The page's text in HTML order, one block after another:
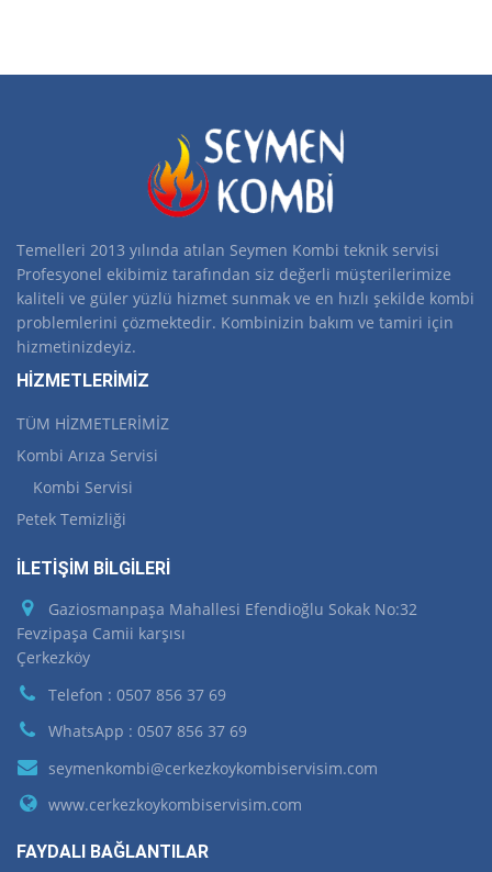
Temelleri 2013 yılında atılan Seymen Kombi teknik servisi
Profesyonel ekibimiz tarafından siz değerli müşterilerimize
kaliteli ve güler yüzlü hizmet sunmak ve en hızlı şekilde kombi
problemlerini çözmektedir. Kombinizin bakım ve tamiri için
hizmetinizdeyiz.
HİZMETLERİMİZ
TÜM HİZMETLERİMİZ
Kombi Arıza Servisi
Kombi Servisi
Petek Temizliği
İLETİŞİM BİLGİLERİ
Gaziosmanpaşa Mahallesi Efendioğlu Sokak No:32
Fevzipaşa Camii karşısı
Çerkezköy
Telefon : 0507 856 37 69
WhatsApp : 0507 856 37 69
seymenkombi@cerkezkoykombiservisim.com
www.cerkezkoykombiservisim.com
FAYDALI BAĞLANTILAR